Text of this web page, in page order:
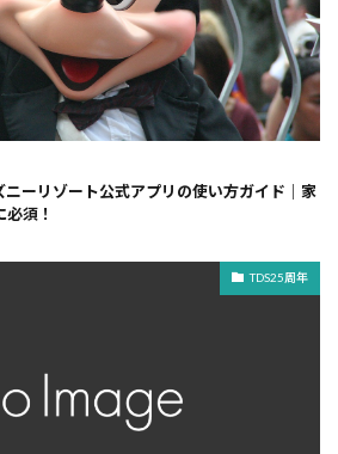
ニーリゾート公式アプリの使い方ガイド｜家
須！
TDS25周年